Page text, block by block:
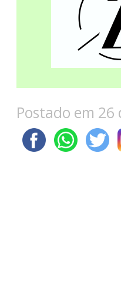
Postado em